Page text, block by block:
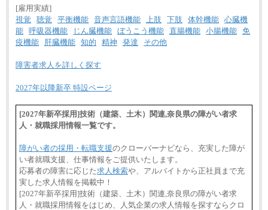
[雇用実績]
視覚
聴覚 平衡機能 音声言語機能 上肢 下肢 体幹機能 心臓機
能 呼吸器機能 じん臓機能 ぼうこう機能 直腸機能 小腸機能 免
疫機能
肝臓機能 知的 精神 発達 その他
障害者求人を詳しく探す
2027年以降新卒 特設ページ
[2027年新卒採用]技術（建築、土木）関連,奈良県の障がい者求
人・就職採用情報一覧です。
障がい者の採用・転職支援のクローバーナビなら、充実した障が
い者就職支援、仕事情報をご提供いたします。
応募者の障害に応じた求人検索や、アルバイトから正社員まで充
実した求人情報を掲載中！
[2027年新卒採用]技術（建築、土木）関連,奈良県の障がい者求
人・就職採用情報をはじめ、人気企業の求人情報を探すならクロ